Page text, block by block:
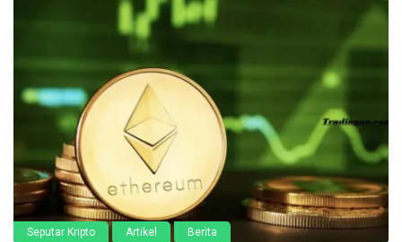
Seputar Kripto Artikel Berita